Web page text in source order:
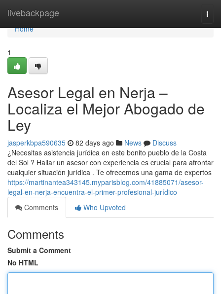
livebackpage
Home
Home
1
Asesor Legal en Nerja –
Localiza el Mejor Abogado de
Ley
jasperkbpa590635 82 days ago News
Discuss
¿Necesitas asistencia jurídica en este bonito pueblo de la Costa
del Sol ? Hallar un asesor con experiencia es crucial para afrontar
cualquier situación jurídica . Te ofrecemos una gama de expertos
https://martinantea343145.myparisblog.com/41885071/asesor-
legal-en-nerja-encuentra-el-primer-profesional-jurídico
Comments
Who Upvoted
Comments
Submit a Comment
No HTML